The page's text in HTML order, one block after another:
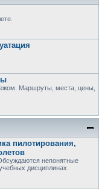
Маршруты, места, цены,
пилотирования,
непонятные
дисциплинах.